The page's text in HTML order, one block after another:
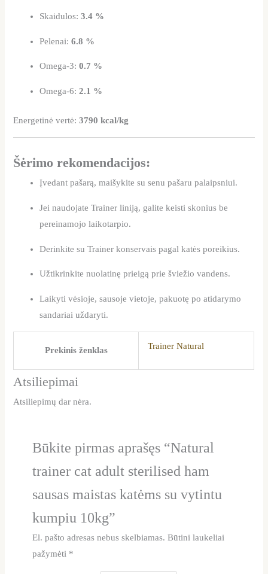
Skaidulos:3.4 %
Pelenai:6.8 %
Omega-3:0.7 %
Omega-6:2.1 %
Energetinė vertė:3790 kcal/kg
Šėrimo rekomendacijos:
Įvedant pašarą, maišykite su senu pašaru palaipsniui.
Jei naudojate Trainer liniją, galite keisti skonius be
pereinamojo laikotarpio.
Derinkite su Trainer konservais pagal katės poreikius.
Užtikrinkite nuolatinę prieigą prie šviežio vandens.
Laikyti vėsioje, sausoje vietoje, pakuotę po atidarymo
sandariai uždaryti.
Prekinis ženklas Trainer Natural
Atsiliepimai
Atsiliepimų dar nėra.
Būkite pirmas aprašęs “Natural
trainer cat adult sterilised ham
sausas maistas katėms su vytintu
kumpiu 10kg”
El. pašto adresas nebus skelbiamas. Būtini laukeliai
pažymėti *